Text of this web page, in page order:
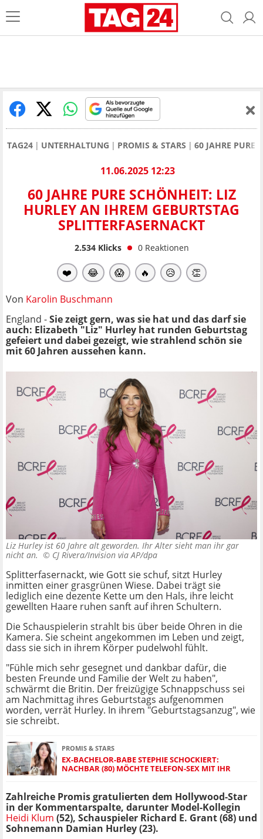
TAG24 UNTERHALTUNG PROMIS & STARS 60 JAHRE PURE
11.06.2025 12:23
60 JAHRE PURE SCHÖNHEIT: LIZ
HURLEY AN IHREM GEBURTSTAG
SPLITTERFASERNACKT
2.534Klicks 0 Reaktionen
❤️ 😂 😱 🔥 😥 👏
Von Karolin Buschmann
England -Sie zeigt gern, was sie hat und das darf sie
auch: Elizabeth "Liz" Hurley hat runden Geburtstag
gefeiert und dabei gezeigt, wie strahlend schön sie
mit 60 Jahren aussehen kann.
Liz Hurley ist 60 Jahre alt geworden. Ihr Alter sieht man ihr gar
nicht an. © CJ Rivera/Invision via AP/dpa
Splitterfasernackt, wie Gott sie schuf, sitzt Hurley
inmitten einer grasgrünen Wiese. Dabei trägt sie
lediglich eine dezente Kette um den Hals, ihre leicht
gewellten Haare ruhen sanft auf ihren Schultern.
Die Schauspielerin strahlt bis über beide Ohren in die
Kamera. Sie scheint angekommen im Leben und zeigt,
dass sie sich in ihrem Körper pudelwohl fühlt.
"Fühle mich sehr gesegnet und dankbar dafür, die
besten Freunde und Familie der Welt zu haben",
schwärmt die Britin. Der freizügige Schnappschuss sei
am Nachmittag ihres Geburtstags aufgenommen
worden, verrät Hurley. In ihrem "Geburtstagsanzug", wie
sie schreibt.
PROMIS & STARS
EX-BACHELOR-BABE STEPHIE SCHOCKIERT:
NACHBAR (80) MÖCHTE TELEFON-SEX MIT IHR
Zahlreiche Promis gratulierten dem Hollywood-Star
in der Kommentarspalte, darunter Model-Kollegin
Heidi Klum (52), Schauspieler Richard E. Grant (68) und
Sohnemann Damian Hurley (23).